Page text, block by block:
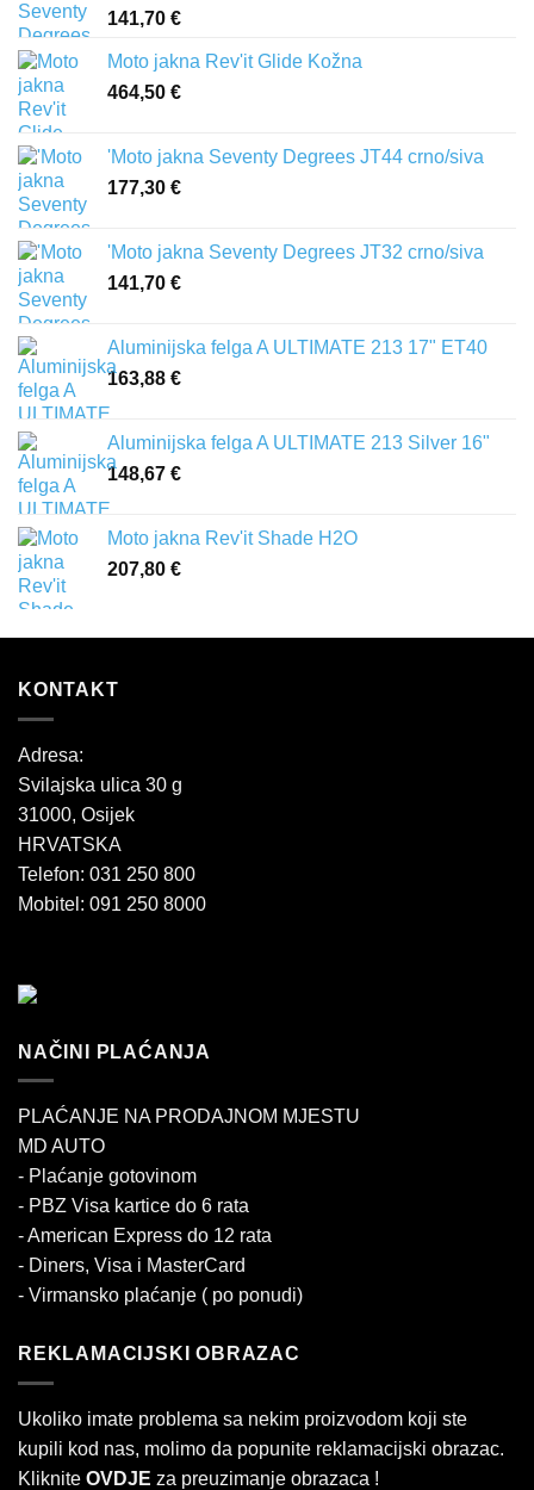
141,70 €
Moto jakna Rev'it Glide Kožna
464,50 €
'Moto jakna Seventy Degrees JT44 crno/siva
177,30 €
'Moto jakna Seventy Degrees JT32 crno/siva
141,70 €
Aluminijska felga A ULTIMATE 213 17" ET40
163,88 €
Aluminijska felga A ULTIMATE 213 Silver 16"
148,67 €
Moto jakna Rev'it Shade H2O
207,80 €
KONTAKT
Adresa:
Svilajska ulica 30 g
31000, Osijek
HRVATSKA
Telefon: 031 250 800
Mobitel: 091 250 8000
NAČINI PLAĆANJA
PLAĆANJE NA PRODAJNOM MJESTU
MD AUTO
- Plaćanje gotovinom
- PBZ Visa kartice do 6 rata
- American Express do 12 rata
- Diners, Visa i MasterCard
- Virmansko plaćanje ( po ponudi)
REKLAMACIJSKI OBRAZAC
Ukoliko imate problema sa nekim proizvodom koji ste
kupili kod nas, molimo da popunite reklamacijski obrazac.
Kliknite OVDJE za preuzimanje obrazaca !